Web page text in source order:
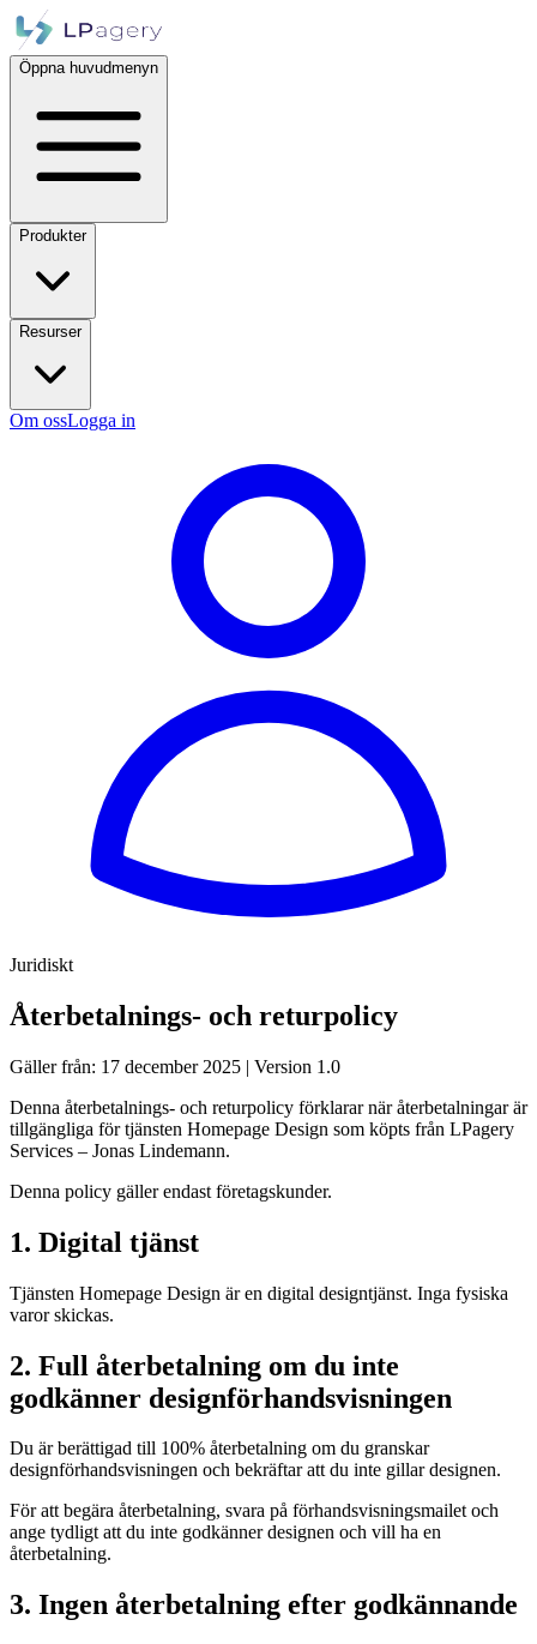
Öppna huvudmenyn
Produkter
Resurser
Om ossLogga in
Juridiskt
Återbetalnings- och returpolicy
Gäller från: 17 december 2025 | Version 1.0
Denna återbetalnings- och returpolicy förklarar när återbetalningar är
tillgängliga för tjänsten Homepage Design som köpts från LPagery
Services – Jonas Lindemann.
Denna policy gäller endast företagskunder.
1. Digital tjänst
Tjänsten Homepage Design är en digital design­tjänst. Inga fysiska
varor skickas.
2. Full återbetalning om du inte
godkänner designförhandsvisningen
Du är berättigad till 100% återbetalning om du granskar
designförhandsvisningen och bekräftar att du inte gillar designen.
För att begära återbetalning, svara på förhandsvisningsmailet och
ange tydligt att du inte godkänner designen och vill ha en
återbetalning.
3. Ingen återbetalning efter godkännande